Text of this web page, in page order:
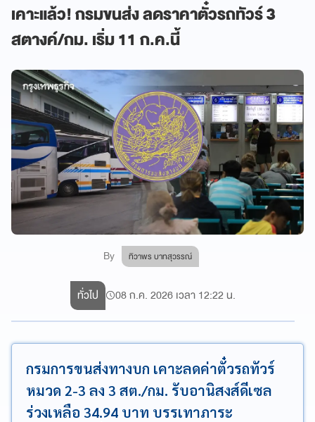
เคาะแล้ว! กรมขนส่ง ลดราคาตั๋วรถทัวร์ 3
สตางค์/กม. เริ่ม 11 ก.ค.นี้
By ทิวาพร บาทสุวรรณ์
ทั่วไป 08 ก.ค. 2026 เวลา 12:22 น.
กรมการขนส่งทางบก เคาะลดค่าตั๋วรถทัวร์
หมวด 2-3 ลง 3 สต./กม. รับอานิสงส์ดีเซล
ร่วงเหลือ 34.94 บาท บรรเทาภาระ